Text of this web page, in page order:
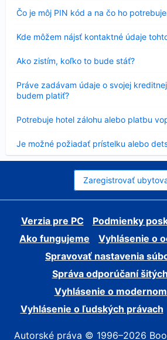
Čo je môj PIN kód a na čo ho
Nezobrazuje
sa
Kde môžem nájsť kontaktné údaje
sa
Ako zistím, koľko to bude stáť?
sa
Práve zadávam údaje o svojej
budem platiť?
sa
Potrebuje hotel zálohu alebo platbu
sa
Je možné požiadať prístelku alebo
sa
Zaregistrovať
Verzia pre PC
Podmienky
Ako fungujeme
Vyhlásenie o
Spravovať nastavenia
Správa odporúčaní
Vyhlásenie o
Vyhlásenie o ľudských právach
Autorské práva © 1996–2026